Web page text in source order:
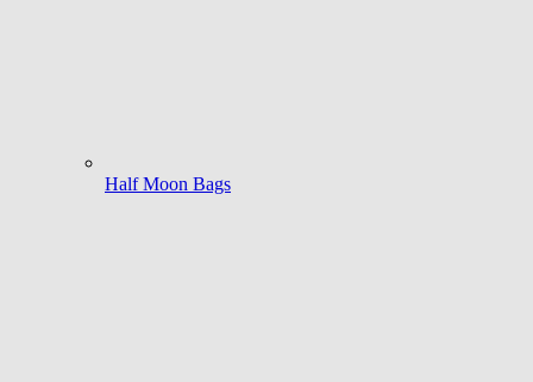
Half Moon Bags